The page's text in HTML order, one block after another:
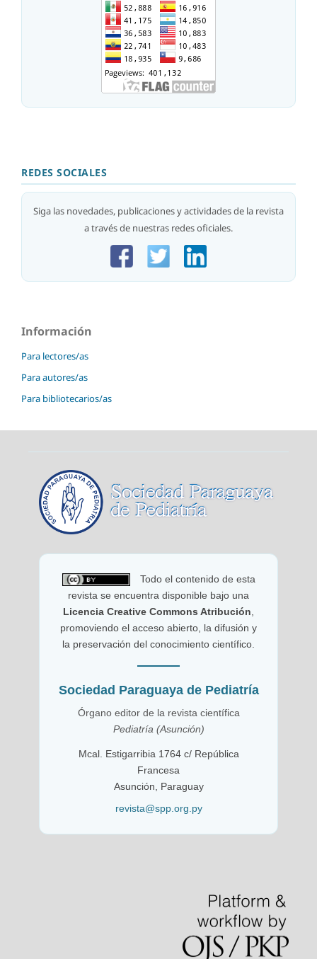
REDES SOCIALES
Siga las novedades, publicaciones y actividades de la revista
a través de nuestras redes oficiales.
Información
Para lectores/as
Para autores/as
Para bibliotecarios/as
Todo el contenido de esta
revista se encuentra disponible bajo una
Licencia Creative Commons Atribución
promoviendo el acceso abierto, la difusión y
la preservación del conocimiento científico.
Sociedad Paraguaya de Pediatría
Órgano editor de la revista científica
Pediatría (Asunción)
Mcal. Estigarribia 1764 c/ República
Francesa
Asunción, Paraguay
revista@spp.org.py